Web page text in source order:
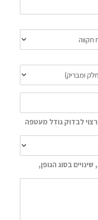
לבדוק גודל מעטפה
בסוג הגופן,